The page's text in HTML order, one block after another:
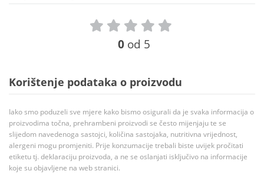
0 od 5
Korištenje podataka o proizvodu
Iako smo poduzeli sve mjere kako bismo osigurali da je svaka informacija o
proizvodima točna, prehrambeni proizvodi se često mijenjaju te se
slijedom navedenoga sastojci, količina sastojaka, nutritivna vrijednost,
alergeni mogu promjeniti. Prije konzumacije trebali biste uvijek pročitati
etiketu tj. deklaraciju proizvoda, a ne se oslanjati isključivo na informacije
koje su objavljene na web stranici.